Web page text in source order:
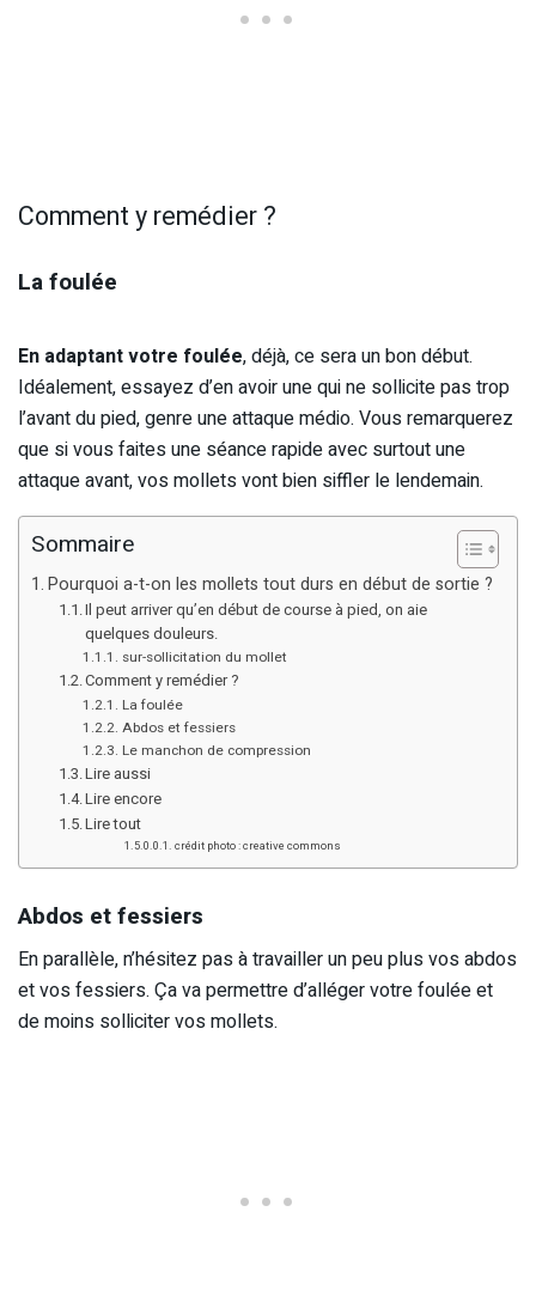
Comment y remédier ?
La foulée
En adaptant votre foulée, déjà, ce sera un bon début.
Idéalement, essayez d’en avoir une qui ne sollicite pas trop
l’avant du pied, genre une attaque médio. Vous remarquerez
que si vous faites une séance rapide avec surtout une
attaque avant, vos mollets vont bien siffler le lendemain.
Sommaire
Pourquoi a-t-on les mollets tout durs en début de sortie ?
Il peut arriver qu’en début de course à pied, on aie
quelques douleurs.
sur-sollicitation du mollet
Comment y remédier ?
La foulée
Abdos et fessiers
Le manchon de compression
Lire aussi
Lire encore
Lire tout
crédit photo : creative commons
Abdos et fessiers
En parallèle, n’hésitez pas à travailler un peu plus vos abdos
et vos fessiers. Ça va permettre d’alléger votre foulée et
de moins solliciter vos mollets.